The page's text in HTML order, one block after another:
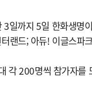
일까지 5일 한화생명
랜드; 아듀! 이글스파
각 200명씩 참가자